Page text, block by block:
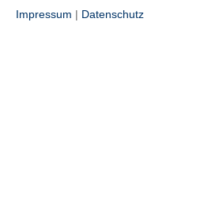
Impressum | Datenschutz